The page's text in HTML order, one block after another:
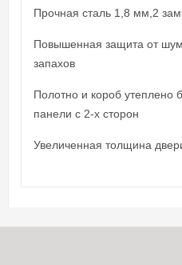
Прочная сталь 1,8 мм,2
Повышенная защита от
запахов
Полотно и короб утеплено
панели с 2-х сторон
Увеличенная толщина